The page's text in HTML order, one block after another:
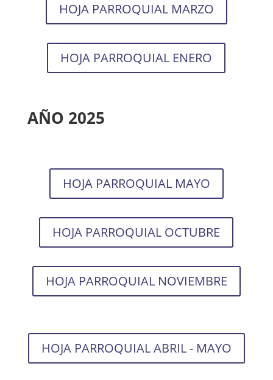
HOJA PARROQUIAL MARZO
HOJA PARROQUIAL ENERO
AÑO 2025
HOJA PARROQUIAL MAYO
HOJA PARROQUIAL OCTUBRE
HOJA PARROQUIAL NOVIEMBRE
HOJA PARROQUIAL ABRIL - MAYO